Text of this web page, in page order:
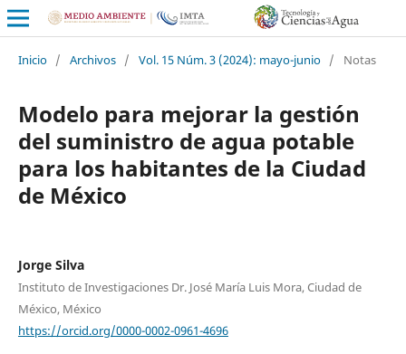
Inicio / Archivos / Vol. 15 Núm. 3 (2024): mayo-junio / Notas
Modelo para mejorar la gestión
del suministro de agua potable
para los habitantes de la Ciudad
de México
Jorge Silva
Instituto de Investigaciones Dr. José María Luis Mora, Ciudad de
México, México
https://orcid.org/0000-0002-0961-4696